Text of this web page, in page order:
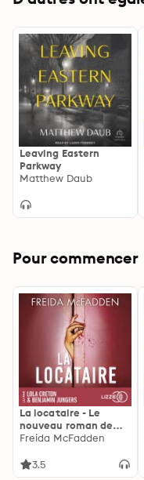
Leaving Eastern
Parkway
Matthew Daub
Pour commencer
La locataire - Le
nouveau roman de
l'autrice de La femme
Freida McFadden
3.5